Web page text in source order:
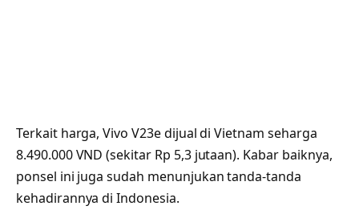
Terkait harga, Vivo V23e dijual di Vietnam seharga
8.490.000 VND (sekitar Rp 5,3 jutaan). Kabar baiknya,
ponsel ini juga sudah menunjukan tanda-tanda
kehadirannya di Indonesia.